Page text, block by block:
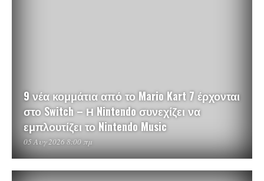
9 νέα κομμάτια από το Mario Kart 7 έρχονται
στο Switch – Η Nintendo συνεχίζει να
εμπλουτίζει το Nintendo Music
05 Αυγ 2026 8:00 πμ